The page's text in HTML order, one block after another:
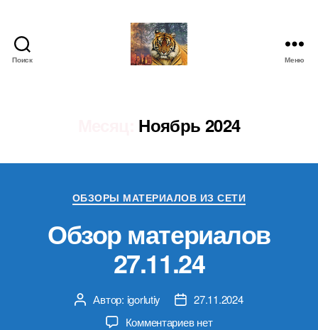
Поиск Меню
Ноябрь 2024
Рубрики
ОБЗОРЫ МАТЕРИАЛОВ ИЗ СЕТИ
Обзор материалов
27.11.24
Автор
записи
Автор: igorlutiy
Дата27.11.2024
Комментариевк
нет